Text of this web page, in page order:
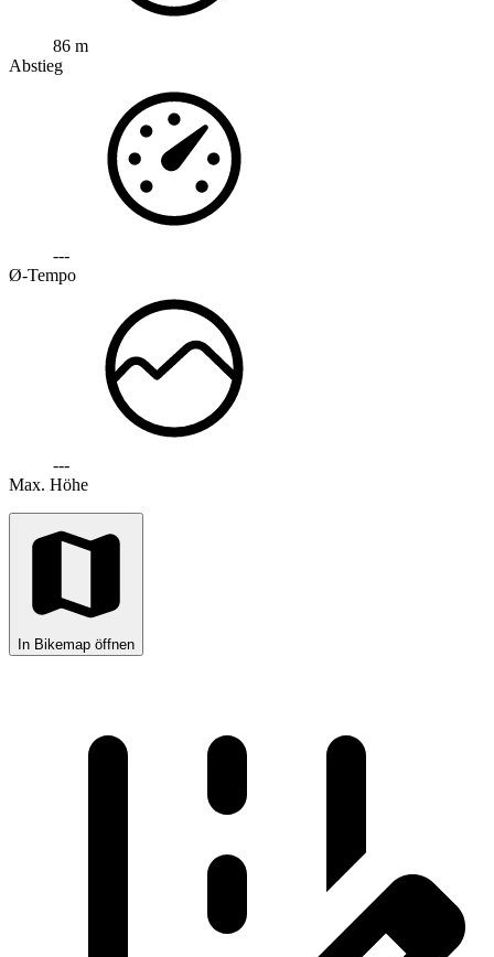
86 m
Abstieg
---
Ø-Tempo
---
Max. Höhe
In Bikemap öffnen